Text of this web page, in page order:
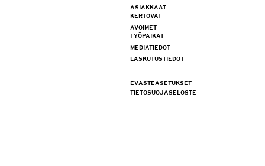
ASIAKKAAT
KERTOVAT
AVOIMET
TYÖPAIKAT
MEDIATIEDOT
LASKUTUSTIEDOT
EVÄSTEASETUKSET
TIETOSUOJASELOSTE